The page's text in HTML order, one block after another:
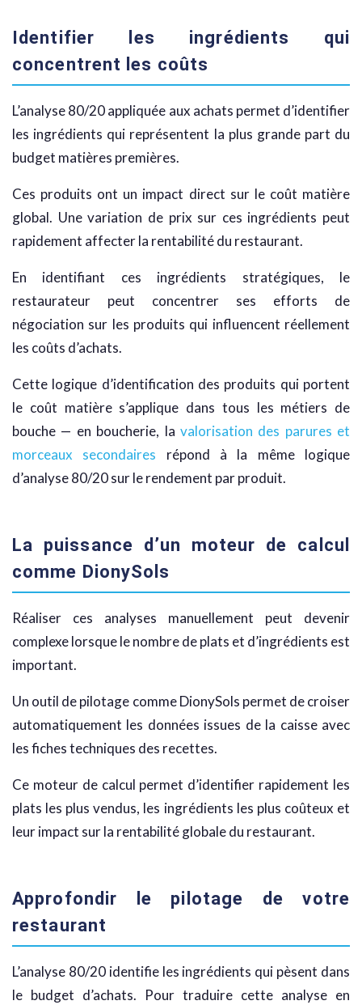
Identifier les ingrédients qui
concentrent les coûts
L’analyse 80/20 appliquée aux achats permet d’identifier
les ingrédients qui représentent la plus grande part du
budget matières premières.
Ces produits ont un impact direct sur le coût matière
global. Une variation de prix sur ces ingrédients peut
rapidement affecter la rentabilité du restaurant.
En identifiant ces ingrédients stratégiques, le
restaurateur peut concentrer ses efforts de
négociation sur les produits qui influencent réellement
les coûts d’achats.
Cette logique d’identification des produits qui portent
le coût matière s’applique dans tous les métiers de
bouche — en boucherie, la valorisation des parures et
morceaux secondaires répond à la même logique
d’analyse 80/20 sur le rendement par produit.
La puissance d’un moteur de calcul
comme DionySols
Réaliser ces analyses manuellement peut devenir
complexe lorsque le nombre de plats et d’ingrédients est
important.
Un outil de pilotage comme DionySols permet de croiser
automatiquement les données issues de la caisse avec
les fiches techniques des recettes.
Ce moteur de calcul permet d’identifier rapidement les
plats les plus vendus, les ingrédients les plus coûteux et
leur impact sur la rentabilité globale du restaurant.
Approfondir le pilotage de votre
restaurant
L’analyse 80/20 identifie les ingrédients qui pèsent dans
le budget d’achats. Pour traduire cette analyse en